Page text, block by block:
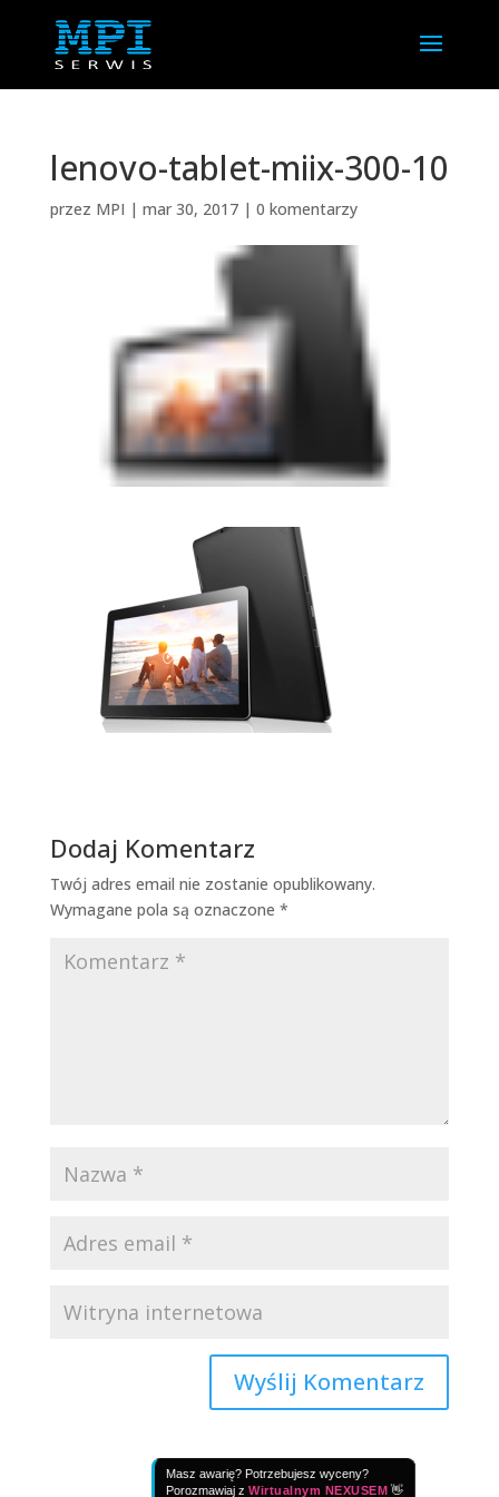
Masz awarię? Potrzebujesz wyceny?
Porozmawiaj z Wirtualnym NEXUSEM 👋
lenovo-tablet-miix-300-10
przez MPI | mar 30, 2017| 0 komentarzy
Dodaj Komentarz
Twój adres email nie zostanie opublikowany.
Wymagane pola są oznaczone *